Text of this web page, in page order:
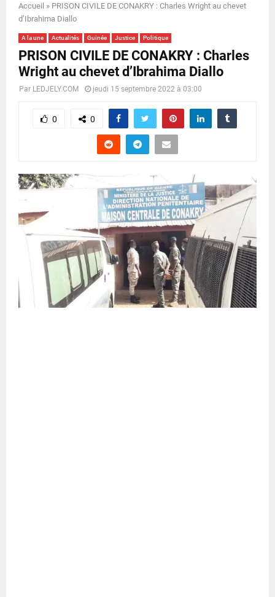
N
U
Accueil » PRISON CIVILE DE CONAKRY : Charles Wright au chevet
d’Ibrahima Diallo
A la une Actualités Guinée Justice Politique
PRISON CIVILE DE CONAKRY : Charles
Wright au chevet d’Ibrahima Diallo
Par LEDJELY.COM jeudi 15 septembre 2022 à 03:00
0 0